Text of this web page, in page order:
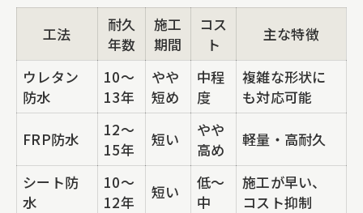
工法
耐久
年数
施工
期間
コス
ト
主な特徴
ウレタン
防水
10～
13年
やや
短め
中程
度
複雑な形状に
も対応可能
FRP防水
12～
15年
短い
やや
高め
軽量・高耐久
シート防
水
10～
12年
短い
低～
中
施工が早い、
コスト抑制